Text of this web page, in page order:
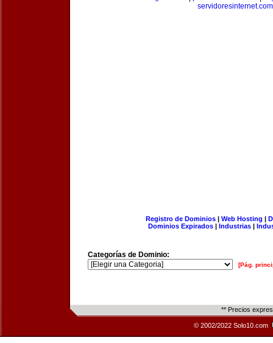
servidoresinternet.com
Registro de Dominios| Web Hosting |
Dominios Expirados | Industrias |
Categorías de Dominio:
[Pág.
** Precios
© 2002/2022 Solo10.com